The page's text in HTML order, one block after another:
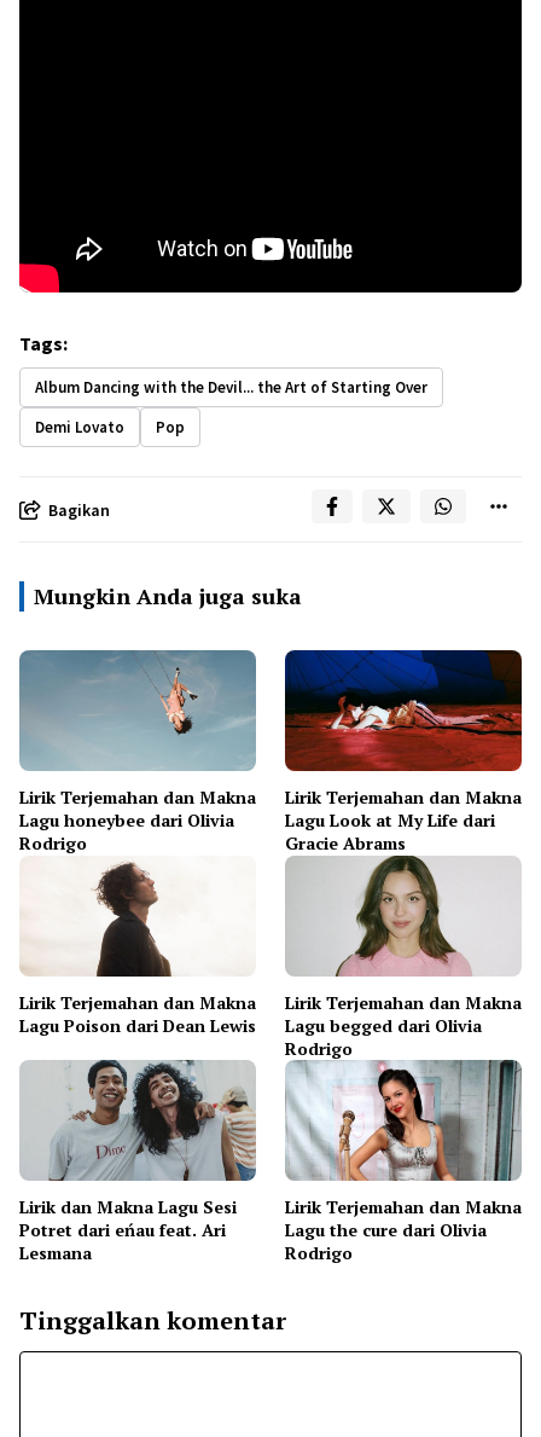
Tags:
Album Dancing with the Devil... the Art of Starting Over
Demi Lovato
Pop
Bagikan
Mungkin Anda juga suka
Lirik Terjemahan dan Makna
Lagu honeybee dari Olivia
Rodrigo
Lirik Terjemahan dan Makna
Lagu Look at My Life dari
Gracie Abrams
Lirik Terjemahan dan Makna
Lagu Poison dari Dean Lewis
Lirik Terjemahan dan Makna
Lagu begged dari Olivia
Rodrigo
Lirik dan Makna Lagu Sesi
Potret dari eńau feat. Ari
Lesmana
Lirik Terjemahan dan Makna
Lagu the cure dari Olivia
Rodrigo
Tinggalkan komentar
Komentar